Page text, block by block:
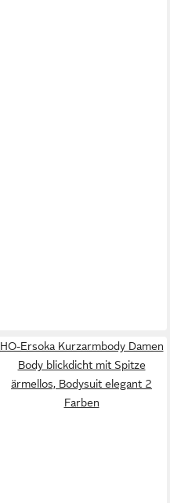
HO-Ersoka Kurzarmbody Damen
Body blickdicht mit Spitze
ärmellos, Bodysuit elegant 2
Farben